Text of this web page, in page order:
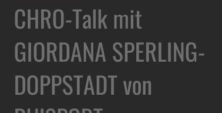
CHRO-Talk mit
GIORDANA SPERLING-
DOPPSTADT von